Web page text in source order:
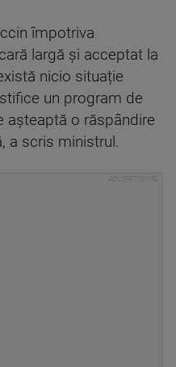
împotriva
largă și acceptat la
nicio situație
un program de
așteaptă o răspândire
a scris ministrul.